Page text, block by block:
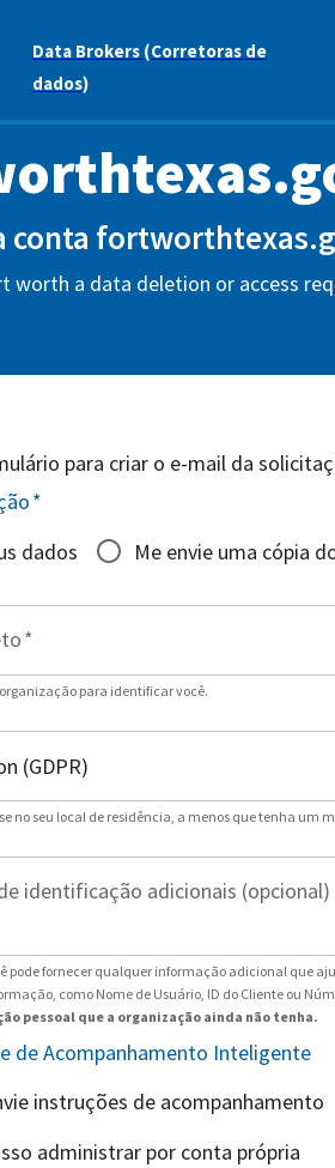
Data Brokers (Corretoras de
dados)
conta
worth a data deletion or access
para criar o e-mail da
*
dados
Me envie uma cópia
*
para identificar você.
no seu local de residência, a menos que tenha um
identificação adicionais (opcional)
pode fornecer qualquer informação adicional que
como Nome de Usuário, ID do Cliente ou
pessoal que a organização ainda não tenha.
de Acompanhamento Inteligente
instruções de acompanhamento
administrar por conta própria